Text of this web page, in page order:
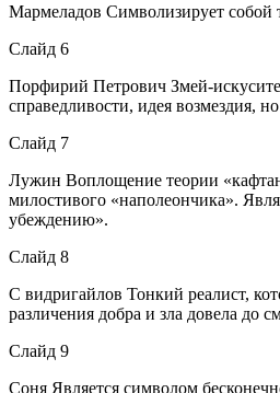
Мармеладов Символизирует собой
Слайд 6
Порфирий Петрович Змей-
справедливости, идея возмездия,
Слайд 7
Лужин Воплощение теории
милостивого «наполеончика».
убеждению».
Слайд 8
С видригайлов Тонкий реалист,
различения добра и зла довела до
Слайд 9
Соня Является символом